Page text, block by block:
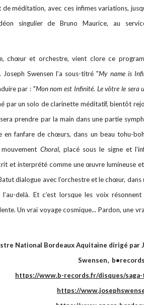
méditation, avec ces infimes variations,
singulier de Bruno Maurice, au
chœur et orchestre, vient clore ce
Swensen l’a sous-titré "My name is
par : "Mon nom est Infinité. Le vôtre le sera
par un solo de clarinette méditatif, bientôt
prendre par la main dans une partie
en fanfare de chœurs, dans un beau tohu-
Choral, placé sous le signe et
et interprété comme une œuvre lumineuse
dialogue avec l’orchestre et le chœur, dans
delà. Et c’est lorsque les voix
Un vrai voyage cosmique... Pardon, une
National Bordeaux Aquitaine dirigé par
Swensen,
https://www.b-records.fr/disques/
https://